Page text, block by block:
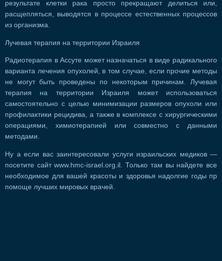
результате клетки рака просто прекращают делиться или,
расщепляться, выводятся в процессе естественных процессов
из организма.
Лучевая терапия на территории Израиля
Радиотерапия в Ассуте может назначаться в виде радикального
варианта лечения опухолей, в том случае, если прочие методы
не могут быть проведены по некоторым причинам. Лучевая
терапия на территории Израиля может использоваться
самостоятельно с целью минимизации размеров опухоли или
профилактики рецидива, а также в комплексе с хирургическими
операциями, химиотерапией или совместно с данными
методами.
Ну а если вас заинтересовали услуги израильских медиков —
посетите сайт www.hmc-israel.org.il. Только там вы найдете все
необходимое для вашей красоты и здоровья надолгие годы пр
помоще лучших мировых врачей.